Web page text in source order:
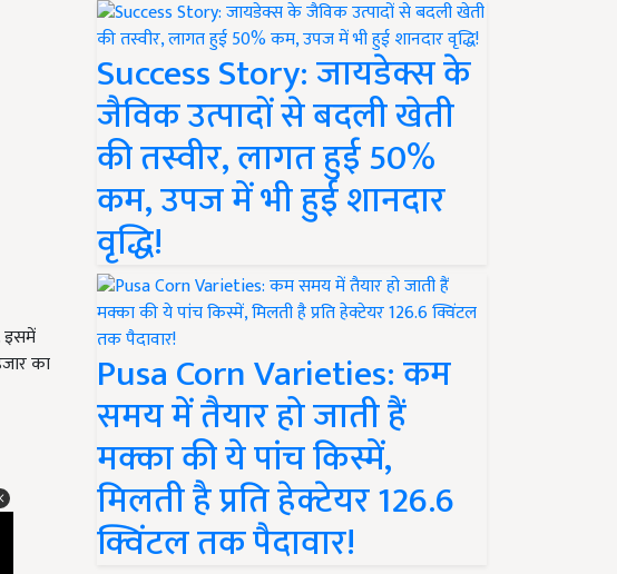
इसमें
का
Success Story: जायडेक्स के
जैविक उत्पादों से बदली खेती
की तस्वीर, लागत हुई 50%
कम, उपज में भी हुई शानदार
वृद्धि!
Pusa Corn Varieties: कम
समय में तैयार हो जाती हैं
मक्का की ये पांच किस्में,
मिलती है प्रति हेक्टेयर 126.6
क्विंटल तक पैदावार!